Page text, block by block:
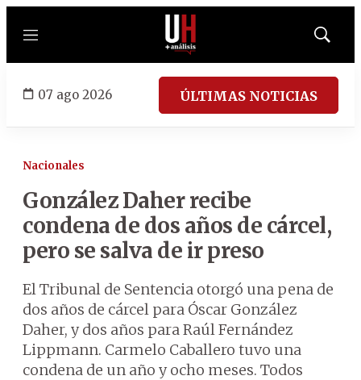
Menú
Mostrar
07 ago 2026 ÚLTIMAS NOTICIAS
Nacionales
González Daher recibe
condena de dos años de cárcel,
pero se salva de ir preso
El Tribunal de Sentencia otorgó una pena de
dos años de cárcel para Óscar González
Daher, y dos años para Raúl Fernández
Lippmann. Carmelo Caballero tuvo una
condena de un año y ocho meses. Todos